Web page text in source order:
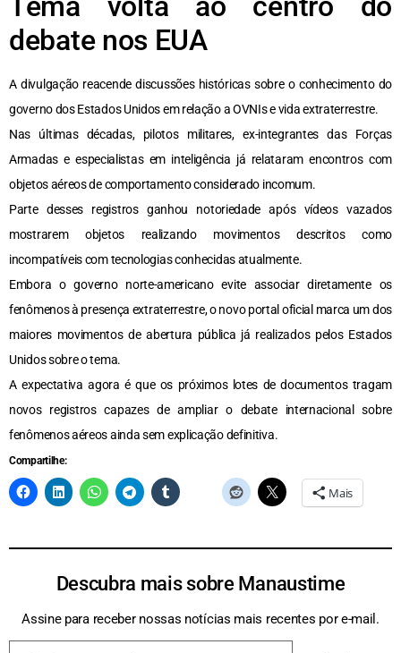
debate nos EUA
A divulgação reacende discussões históricas sobre o conhecimento do
governo dos Estados Unidos em relação a OVNIs e vida extraterrestre.
Nas últimas décadas, pilotos militares, ex-integrantes das Forças
Armadas e especialistas em inteligência já relataram encontros com
objetos aéreos de comportamento considerado incomum.
Parte desses registros ganhou notoriedade após vídeos vazados
mostrarem objetos realizando movimentos descritos como
incompatíveis com tecnologias conhecidas atualmente.
Embora o governo norte-americano evite associar diretamente os
fenômenos à presença extraterrestre, o novo portal oficial marca um dos
maiores movimentos de abertura pública já realizados pelos Estados
Unidos sobre o tema.
A expectativa agora é que os próximos lotes de documentos tragam
novos registros capazes de ampliar o debate internacional sobre
fenômenos aéreos ainda sem explicação definitiva.
Compartilhe:
Mais
Descubra mais sobre Manaustime
Assine para receber nossas notícias mais recentes por e-mail.